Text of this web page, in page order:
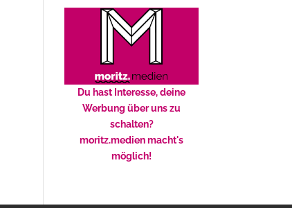
Du hast Interesse, deine
Werbung über uns zu
schalten?
moritz.medien macht's
möglich!